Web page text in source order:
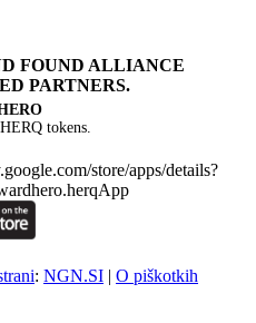
FOUND ALLIANCE
PARTNERS.
HERQ tokens.
: NGN.SI | O piškotkih